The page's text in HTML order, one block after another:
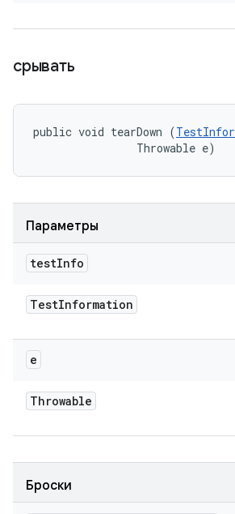
срывать
public void tearDown (
                Throwable e)
Параметры
testInfo
TestInformation
e
Throwable
Броски